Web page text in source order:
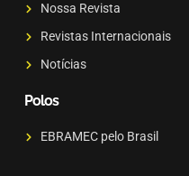
Nossa Revista
Revistas Internacionais
Notícias
Polos
EBRAMEC pelo Brasil